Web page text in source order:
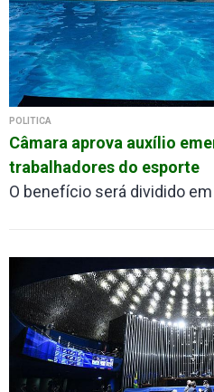
POLÍTICA
Câmara aprova auxílio
trabalhadores do esporte
O benefício será dividido